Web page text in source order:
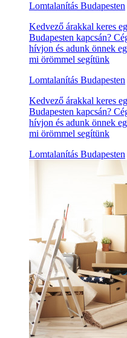
Lomtalanítás Budapesten
Kedvező árakkal keres
Budapesten kapcsán?
hívjon és adunk önnek
mi örömmel segítünk
Lomtalanítás Budapesten
Kedvező árakkal keres
Budapesten kapcsán?
hívjon és adunk önnek
mi örömmel segítünk
Lomtalanítás Budapesten